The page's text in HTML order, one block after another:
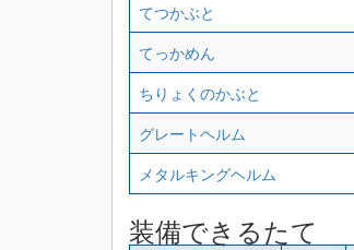
てつかぶと
てっかめん
ちりょくのかぶと
グレートヘルム
メタルキングヘルム
装備できるたて